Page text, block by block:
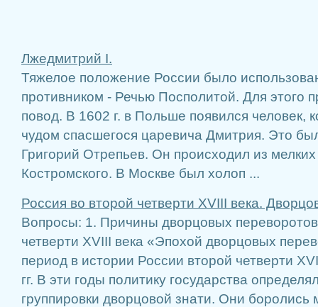
Лжедмитрий I.
Тяжелое положение России было
противником - Речью Посполитой. Для этого
повод. В 1602 г. в Польше появился человек,
чудом спасшегося царевича Дмитрия. Это
Григорий Отрепьев. Он происходил из мелких
Костромского. В Москве был холоп ...
Россия во второй четверти XVIII века.
Вопросы: 1. Причины дворцовых
четверти XVIII века «Эпохой дворцовых
период в истории России второй четверти
гг. В эти годы политику государства
группировки дворцовой знати. Они боролись